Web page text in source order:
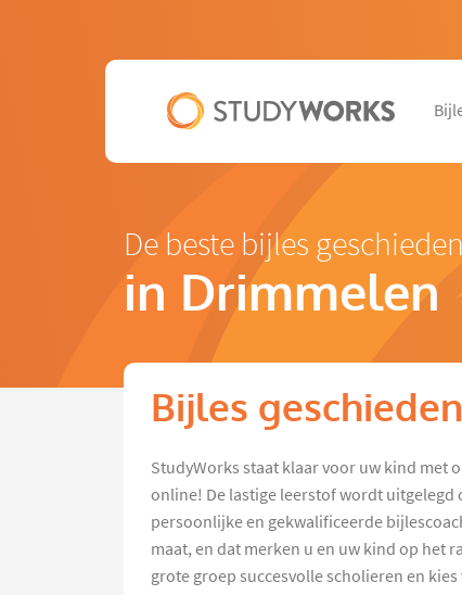
De beste bijles
in Drimmelen
Bijles
StudyWorks staat klaar voor uw kind met
online! De lastige leerstof wordt
persoonlijke en gekwalificeerde
maat, en dat merken u en uw kind op het
grote groep succesvolle scholieren en